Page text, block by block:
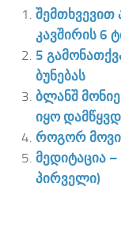
შემთხვევით
კავშირის 6
5
ბუნებას
ბლანშ
იყო
როგორ
მედიტაცია
პირველი)